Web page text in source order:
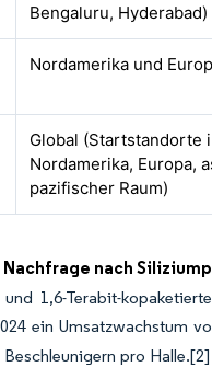
Bengaluru, Hyderabad)
Nordamerika und
Global (Startstandorte
Nordamerika, Europa,
pazifischer Raum)
nach
1,6-Terabit-
ein Umsatzwachstum
pro Halle.[2]